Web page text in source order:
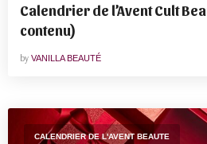
Calendrier de l’Avent Cult
contenu)
by VANILLA BEAUTÉ
CALENDRIER DE L'AVENT BEAUTE